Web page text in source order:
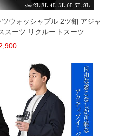
ウォッシャブル 2ツ釦 アジャ
スーツ リクルートスーツ